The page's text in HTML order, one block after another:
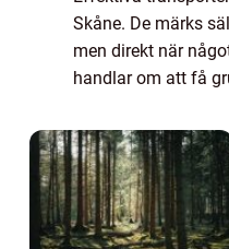
Skåne. De märks
men direkt när
handlar om att få